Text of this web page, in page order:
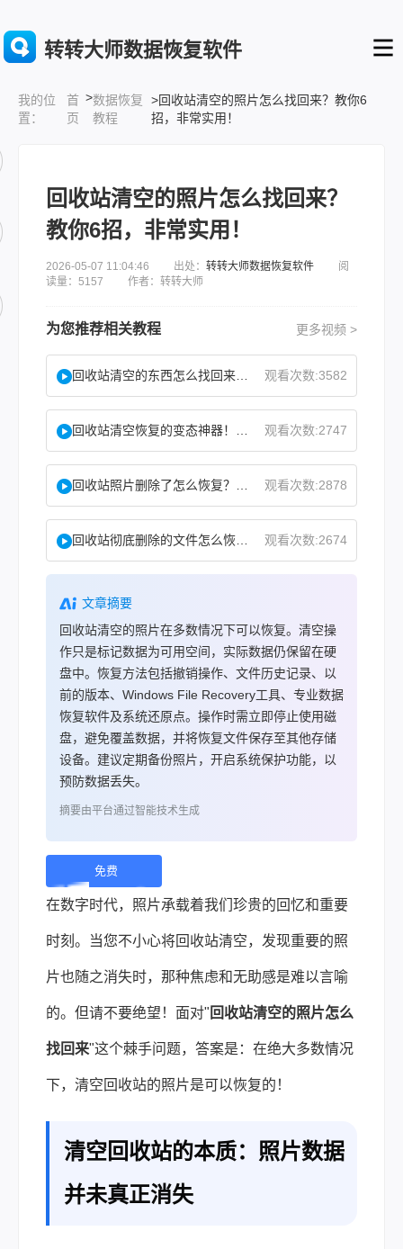
转转大师数据恢复软件
我的位
置：
首
页
>数据恢复
教程
>回收站清空的照片怎么找回来？教你6
招，非常实用！
回收站清空的照片怎么找回来？
教你6招，非常实用！
2026-05-07 11:04:46 出处： 转转大师数据恢复软件 阅
读量：5157 作者：转转大师
为您推荐相关教程 更多视频 >
观看次数:3582
观看次数:2747
观看次数:2878
观看次数:2674
文章摘要
回收站清空的照片在多数情况下可以恢复。清空操
作只是标记数据为可用空间，实际数据仍保留在硬
盘中。恢复方法包括撤销操作、文件历史记录、以
前的版本、Windows File Recovery工具、专业数据
恢复软件及系统还原点。操作时需立即停止使用磁
盘，避免覆盖数据，并将恢复文件保存至其他存储
设备。建议定期备份照片，开启系统保护功能，以
预防数据丢失。
摘要由平台通过智能技术生成
免费
下
载 |
在数字时代，照片承载着我们珍贵的回忆和重要
时刻。当您不小心将回收站清空，发现重要的照
片也随之消失时，那种焦虑和无助感是难以言喻
的。但请不要绝望！面对" 回收站清空的照片怎么
找回来"这个棘手问题，答案是：在绝大多数情况
下，清空回收站的照片是可以恢复的！
清空回收站的本质：照片数据
并未真正消失